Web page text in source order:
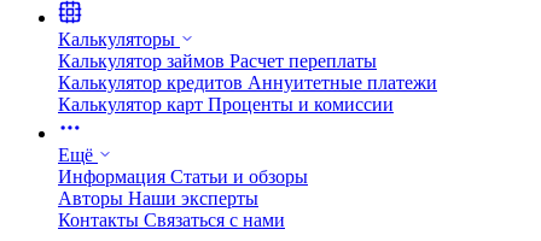
Калькуляторы
Калькулятор займов Расчет переплаты
Калькулятор кредитов Аннуитетные платежи
Калькулятор карт Проценты и комиссии
Ещё
Информация Статьи и обзоры
Авторы Наши эксперты
Контакты Связаться с нами